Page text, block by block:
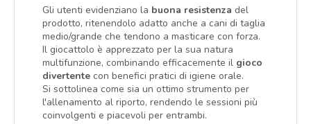
Gli utenti evidenziano la buona resistenza del
prodotto, ritenendolo adatto anche a cani di taglia
medio/grande che tendono a masticare con forza.
Il giocattolo è apprezzato per la sua natura
multifunzione, combinando efficacemente il gioco
divertente con benefici pratici di igiene orale.
Si sottolinea come sia un ottimo strumento per
l'allenamento al riporto, rendendo le sessioni più
coinvolgenti e piacevoli per entrambi.